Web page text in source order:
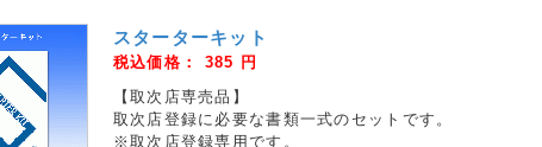
スターターキット
税込価格： 385 円
【取次店専売品】
取次店登録に必要な書類一式のセットです。
※取次店登録専用です。